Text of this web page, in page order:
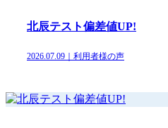
北辰テスト偏差値UP!
2026.07.09｜利用者様の声